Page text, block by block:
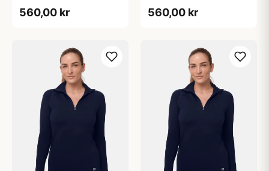
Størrelse L
560,00 kr
Marineblå Størrelse M
560,00 kr